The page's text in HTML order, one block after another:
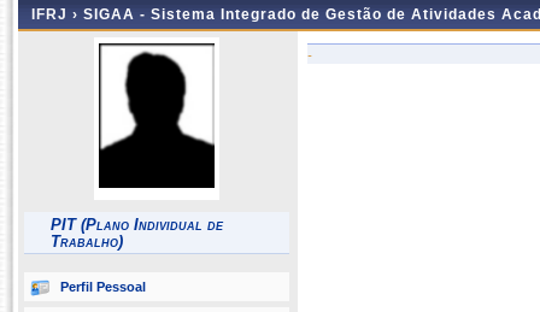
IFRJ › SIGAA - Sistema Integrado de Gestão de Atividades
PIT (Plano Individual de
Trabalho)
Perfil Pessoal
-